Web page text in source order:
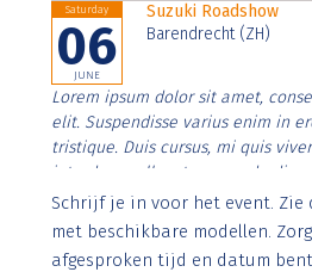
Saturday
06
JUNE
Suzuki Roadshow
Barendrecht (ZH)
Lorem ipsum dolor sit amet,
elit. Suspendisse varius enim in
tristique. Duis cursus, mi quis
interdum nulla, ut commodo
Aenean faucibus nibh et justo
imperdiet. Nunc ut sem vitae
Schrijf je in voor het event.
met beschikbare modellen.
afgesproken tijd en datum